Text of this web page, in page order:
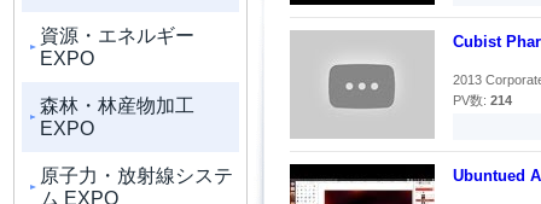
資源・エネルギー
EXPO
森林・林産物加工
EXPO
原子力・放射線システ
ム EXPO
Cubist
2013
PV数: 214
Ubuntued